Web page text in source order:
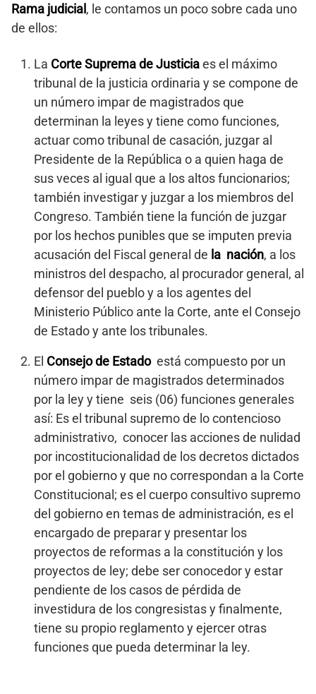
Rama judicial, le contamos un poco sobre cada uno
de ellos:
La Corte Suprema de Justiciaes el máximo
tribunal de la justicia ordinaria y se compone de
un número impar de magistrados que
determinan la leyes y tiene como funciones,
actuar como tribunal de casación, juzgar al
Presidente de la República o a quien haga de
sus veces al igual que a los altos funcionarios;
también investigar y juzgar a los miembros del
Congreso. También tiene la función de juzgar
por los hechos punibles que se imputen previa
acusación del Fiscal general de la nación, a los
ministros del despacho, al procurador general, al
defensor del pueblo y a los agentes del
Ministerio Público ante la Corte, ante el Consejo
de Estado y ante los tribunales.
El Consejo de Estadoestá compuesto por un
número impar de magistrados determinados
por la ley y tiene seis (06) funciones generales
así: Es el tribunal supremo de lo contencioso
administrativo, conocer las acciones de nulidad
por incostitucionalidad de los decretos dictados
por el gobierno y que no correspondan a la Corte
Constitucional; es el cuerpo consultivo supremo
del gobierno en temas de administración, es el
encargado de preparar y presentar los
proyectos de reformas a la constitución y los
proyectos de ley; debe ser conocedor y estar
pendiente de los casos de pérdida de
investidura de los congresistas y finalmente,
tiene su propio reglamento y ejercer otras
funciones que pueda determinar la ley.